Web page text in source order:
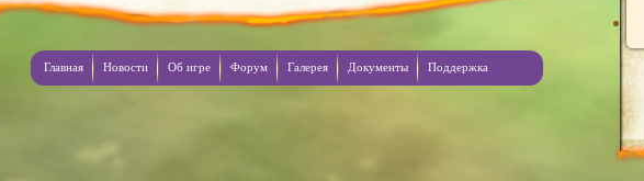
Главная Новости Об игре Форум Галерея Документы Поддержка